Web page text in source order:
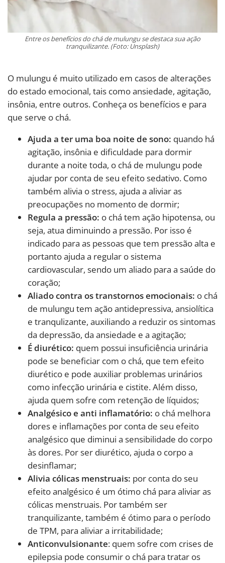
Entre os benefícios do chá de mulungu se destaca sua ação
tranquilizante. (Foto: Unsplash)
O mulungu é muito utilizado em casos de alterações
do estado emocional, tais como ansiedade, agitação,
insônia, entre outros. Conheça os benefícios e para
que serve o chá.
Ajuda a ter uma boa noite de sono: quando há
agitação, insônia e dificuldade para dormir
durante a noite toda, o chá de mulungu pode
ajudar por conta de seu efeito sedativo. Como
também alivia o stress, ajuda a aliviar as
preocupações no momento de dormir;
Regula a pressão: o chá tem ação hipotensa, ou
seja, atua diminuindo a pressão. Por isso é
indicado para as pessoas que tem pressão alta e
portanto ajuda a regular o sistema
cardiovascular, sendo um aliado para a saúde do
coração;
Aliado contra os transtornos emocionais: o chá
de mulungu tem ação antidepressiva, ansiolítica
e tranqulizante, auxiliando a reduzir os sintomas
da depressão, da ansiedade e a agitação;
É diurético: quem possui insuficiência urinária
pode se beneficiar com o chá, que tem efeito
diurético e pode auxiliar problemas urinários
como infecção urinária e cistite. Além disso,
ajuda quem sofre com retenção de líquidos;
Analgésico e anti inflamatório: o chá melhora
dores e inflamações por conta de seu efeito
analgésico que diminui a sensibilidade do corpo
às dores. Por ser diurético, ajuda o corpo a
desinflamar;
Alivia cólicas menstruais: por conta do seu
efeito analgésico é um ótimo chá para aliviar as
cólicas menstruais. Por também ser
tranquilizante, também é ótimo para o período
de TPM, para aliviar a irritabilidade;
Anticonvulsionante: quem sofre com crises de
epilepsia pode consumir o chá para tratar os